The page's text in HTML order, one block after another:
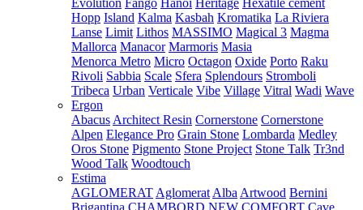
Evolution Fango Hanoi Heritage Hexatile cement
Hopp Island Kalma Kasbah Kromatika La Riviera
Lanse Limit Lithos MASSIMO Magical 3 Magma
Mallorca Manacor Marmoris Masia
Menorca Metro Micro Octagon Oxide Porto Raku
Rivoli Sabbia Scale Sfera Splendours Stromboli
Tribeca Urban Verticale Vibe Village Vitral Wadi Wave
Ergon
Abacus Architect Resin Cornerstone Cornerstone
Alpen Elegance Pro Grain Stone Lombarda Medley
Oros Stone Pigmento Stone Project Stone Talk Tr3nd
Wood Talk Woodtouch
Estima
AGLOMERAT Aglomerat Alba Artwood Bernini